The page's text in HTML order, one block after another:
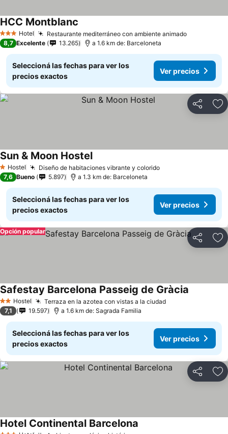
3 Estrellas
Hotel Restaurante mediterráneo con ambiente animado
HCC Montblanc
8,7 Excelente 13.265 a 1.6 km de: Barceloneta
Seleccioná las fechas para ver los
precios exactos
Ver precios
Compartir
1 Estrellas
Hostel Diseño de habitaciones vibrante y colorido
Sun & Moon Hostel
7,6 Bueno 5.897 a 1.3 km de: Barceloneta
Seleccioná las fechas para ver los
precios exactos
Ver precios
Compartir
Opción popular
2 Estrellas
Hostel Terraza en la azotea con vistas a la ciudad
Safestay Barcelona Passeig de Gràcia
7,1 19.597 a 1.6 km de: Sagrada Familia
Seleccioná las fechas para ver los
precios exactos
Ver precios
Compartir
Hotel Continental Barcelona